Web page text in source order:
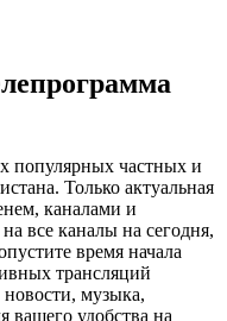
популярных частных и
Только актуальная
каналами и
все каналы на сегодня,
время начала
трансляций
новости, музыка,
вашего удобства на